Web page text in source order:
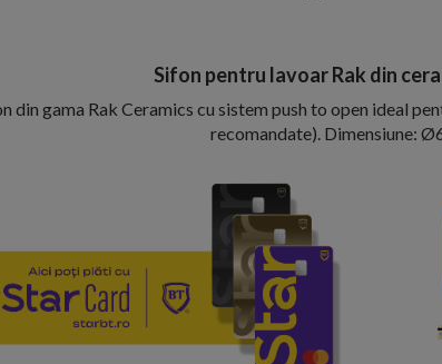
Sifon pentru lavoar Rak din
din gama Rak Ceramics cu sistem push to open ideal
recomandate). Dimensiune: